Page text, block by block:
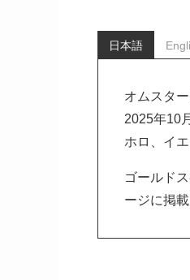
日本語
オムスタ
2025年10
ホロ、イ
ゴールド
ージに掲載